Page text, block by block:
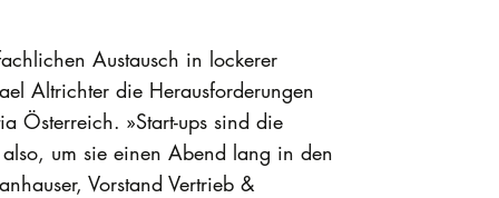
Austausch in lockerer
Altrichter die Herausforderungen
Österreich. »Start-ups sind die
um sie einen Abend lang in den
Vorstand Vertrieb &